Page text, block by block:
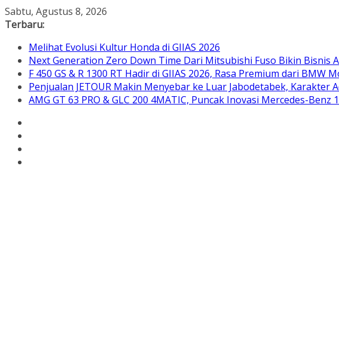
Skip
to
Sabtu, Agustus 8, 2026
Terbaru:
Melihat Evolusi Kultur Honda di GIIAS 2026
Next Generation Zero Down Time Dari Mitsubishi Fuso Bikin Bisnis
F 450 GS & R 1300 RT Hadir di GIIAS 2026, Rasa Premium dari BMW
Penjualan JETOUR Makin Menyebar ke Luar Jabodetabek, Karakter
AMG GT 63 PRO & GLC 200 4MATIC, Puncak Inovasi Mercedes-Benz